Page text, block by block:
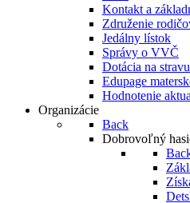
Kontakt a
Združenie
Jedálny lístok
Správy o VVČ
Dotácia na
Edupage
Hodnotenie
Organizácie
Back
Dobrovoľný